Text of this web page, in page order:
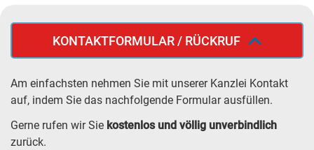
KONTAKTFORMULAR / RÜCKRUF
Am einfachsten nehmen Sie mit unserer Kanzlei Kontakt
auf, indem Sie das nachfolgende Formular ausfüllen.
Gerne rufen wir Sie kostenlos und völlig unverbindlich
zurück.